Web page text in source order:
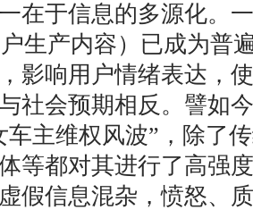
在于信息的多源化。
生产内容）已成为普
影响用户情绪表达，
社会预期相反。譬如
车主维权风波”，除了
等都对其进行了高强
假信息混杂，愤怒、